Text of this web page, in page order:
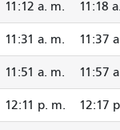
11:12 a. m. 11:18
11:31 a. m. 11:37
11:51 a. m. 11:57
12:11 p. m. 12:17